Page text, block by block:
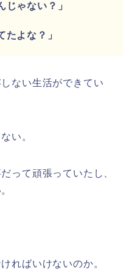
じゃない？」
たよな？」
ない生活ができてい
い。
って頑張っていたし、
ればいけないのか。